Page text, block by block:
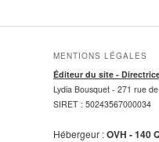
MENTIONS LÉGALES
Éditeur du site -
Lydia Bousquet - 271 rue
SIRET : 50243567000034
Hébergeur :OVH - 140